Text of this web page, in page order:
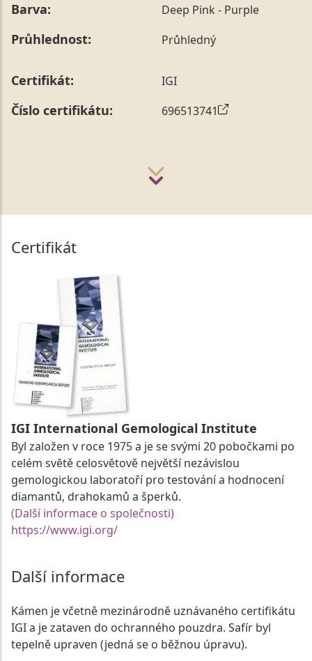
Barva: Deep Pink - Purple
Průhlednost: Průhledný
Certifikát: IGI
Číslo certifikátu: 696513741
Certifikát
IGI International Gemological Institute
Byl založen v roce 1975 a je se svými 20 pobočkami po
celém světě celosvětově největší nezávislou
gemologickou laboratoří pro testování a hodnocení
diamantů, drahokamů a šperků.
(Další informace o společnosti)
https://www.igi.org/
Další informace
Kámen je včetně mezinárodně uznávaného certifikátu
IGI a je zataven do ochranného pouzdra. Safír byl
tepelně upraven (jedná se o běžnou úpravu).